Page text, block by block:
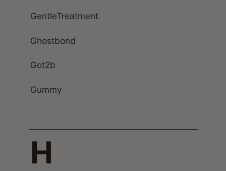
GentleTreatment
Ghostbond
Got2b
Gummy
H